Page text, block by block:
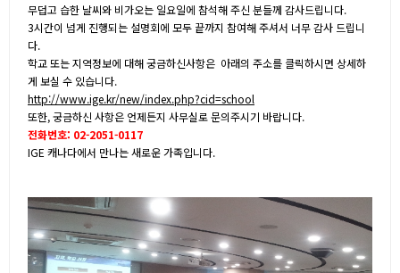
무덥고 습한 날씨와 비가오는 일요일에 참석해 주신 분들께 감사드립니다.
3시간이 넘게 진행되는 설명회에 모두 끝까지 참여해 주셔서 너무 감사 드립니
다.
학교 또는 지역정보에 대해 궁금하신사항은 아래의 주소를 클릭하시면 상세하
게 보실 수 있습니다.
http://www.ige.kr/new/index.php?cid=school
또한, 궁금하신 사항은 언제든지 사무실로 문의주시기 바랍니다.
전화번호: 02-2051-0117
IGE 캐나다에서 만나는 새로운 가족입니다.